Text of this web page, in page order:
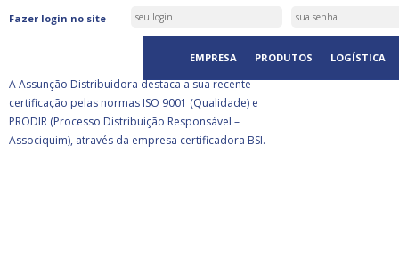
Fazer login no site
EMPRESA PRODUTOS LOGÍSTICA
ASSUNÇÃO DISTRIBUIDORA É
CERTIFICADA PELA BSI
A Assunção Distribuidora destaca a sua recente
certificação pelas normas ISO 9001 (Qualidade) e
PRODIR (Processo Distribuição Responsável –
Associquim), através da empresa certificadora BSI.